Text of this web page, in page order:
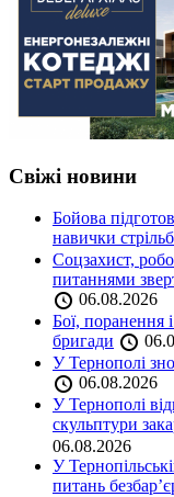
Свіжі новини
Бойова
навички
Соцзахист,
питаннями
06.08.2026
Бої, поранення
бригади
У Тернополі
06.08.2026
У Тернополі
скульптури
06.08.2026
У
питань